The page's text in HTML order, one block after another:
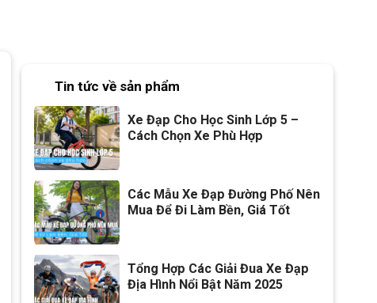
Tin tức về sản phẩm
Xe Đạp Cho Học Sinh Lớp 5 –
Cách Chọn Xe Phù Hợp
Các Mẫu Xe Đạp Đường Phố Nên
Mua Để Đi Làm Bền, Giá Tốt
Tổng Hợp Các Giải Đua Xe Đạp
Địa Hình Nổi Bật Năm 2025